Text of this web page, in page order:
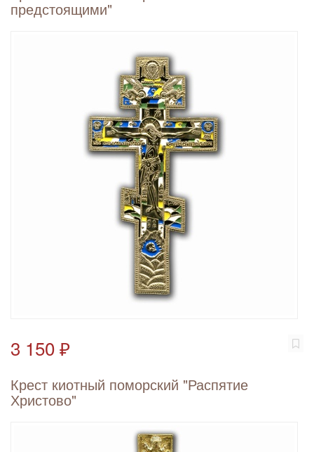
предстоящими"
3 150 ₽
Крест киотный поморский "Распятие
Христово"